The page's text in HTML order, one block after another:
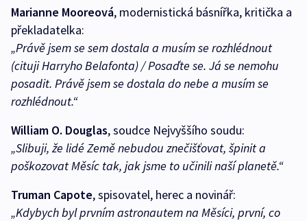
Marianne Mooreová, modernistická básnířka, kritička a
překladatelka:
„Právě jsem se sem dostala a musím se rozhlédnout
(cituji Harryho Belafonta) / Posaďte se. Já se nemohu
posadit. Právě jsem se dostala do nebe a musím se
rozhlédnout.“
William O. Douglas, soudce Nejvyššího soudu:
„Slibuji, že lidé Země nebudou znečišťovat, špinit a
poškozovat Měsíc tak, jak jsme to učinili naší planetě.“
Truman Capote, spisovatel, herec a novinář:
„Kdybych byl prvním astronautem na Měsíci, první, co